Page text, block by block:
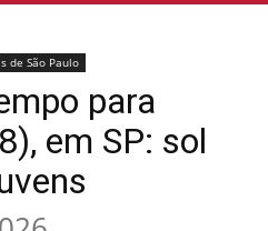
de São Paulo
para
em SP: sol